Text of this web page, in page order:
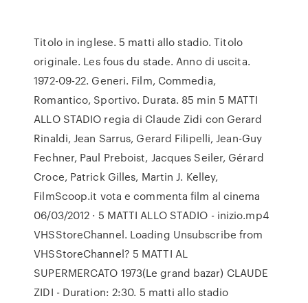
Titolo in inglese. 5 matti allo stadio. Titolo
originale. Les fous du stade. Anno di uscita.
1972-09-22. Generi. Film, Commedia,
Romantico, Sportivo. Durata. 85 min 5 MATTI
ALLO STADIO regia di Claude Zidi con Gerard
Rinaldi, Jean Sarrus, Gerard Filipelli, Jean-Guy
Fechner, Paul Preboist, Jacques Seiler, Gérard
Croce, Patrick Gilles, Martin J. Kelley,
FilmScoop.it vota e commenta film al cinema
06/03/2012 · 5 MATTI ALLO STADIO - inizio.mp4
VHSStoreChannel. Loading Unsubscribe from
VHSStoreChannel? 5 MATTI AL
SUPERMERCATO 1973(Le grand bazar) CLAUDE
ZIDI - Duration: 2:30. 5 matti allo stadio